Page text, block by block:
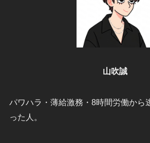
山吹誠
パワハラ・薄給激務・8時間労働から
った人。